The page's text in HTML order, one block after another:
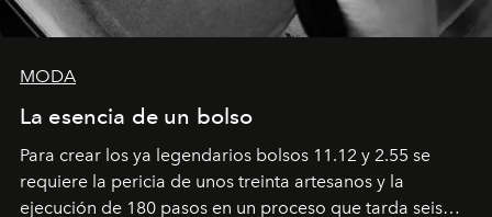
MODA
La esencia de un bolso
Para crear los ya legendarios bolsos 11.12 y 2.55 se
requiere la pericia de unos treinta artesanos y la
ejecución de 180 pasos en un proceso que tarda seis